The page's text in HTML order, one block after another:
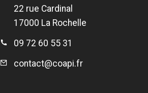
22 rue Cardinal
17000 La Rochelle
09 72 60 55 31
contact@coapi.fr